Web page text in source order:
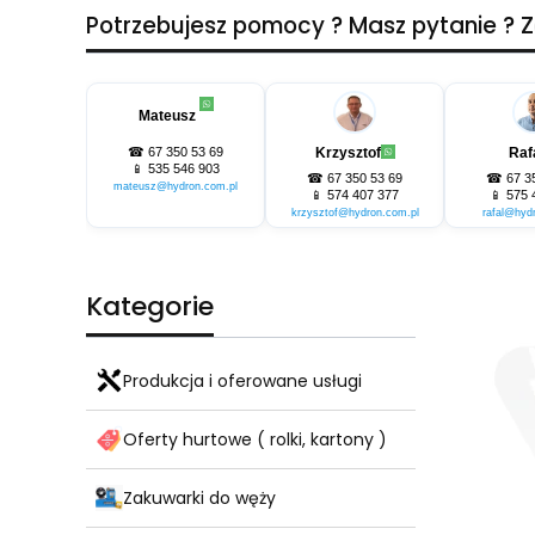
Potrzebujesz pomocy ? Masz pytanie ?
Mateusz
☎ 67 350 53 69
📱 535 546 903
mateusz@hydron.com.pl
Krzysztof
☎ 67 350 53 69
📱 574 407 377
krzysztof@hydron.com.pl
☎ 67
📱 575
Kategorie
Produkcja i oferowane usługi
Oferty hurtowe ( rolki, kartony )
Zakuwarki do węży